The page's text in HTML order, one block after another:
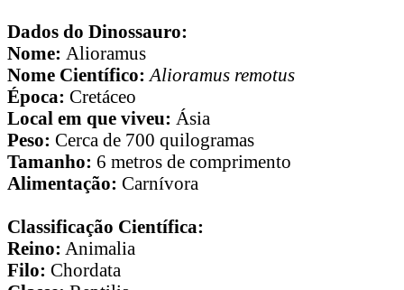
Dados do Dinossauro:
Nome: Alioramus
Nome Científico: Alioramus remotus
Época: Cretáceo
Local em que viveu: Ásia
Peso: Cerca de 700 quilogramas
Tamanho: 6 metros de comprimento
Alimentação: Carnívora
Classificação Científica:
Reino: Animalia
Filo: Chordata